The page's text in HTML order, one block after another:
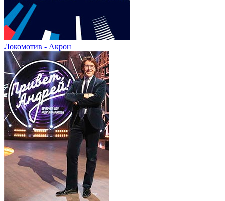
Локомотив - Акрон